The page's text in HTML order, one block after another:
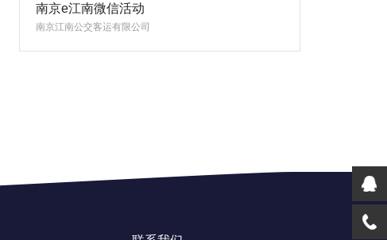
南京e江南微信活动
南京江南公交客运有限公司